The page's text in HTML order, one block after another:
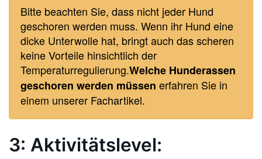
Bitte beachten Sie, dass nicht jeder Hund
geschoren werden muss. Wenn ihr Hund eine
dicke Unterwolle hat, bringt auch das scheren
keine Vorteile hinsichtlich der
Temperaturregulierung.Welche Hunderassen
geschoren werden müssen erfahren Sie in
einem unserer Fachartikel.
3: Aktivitätslevel: